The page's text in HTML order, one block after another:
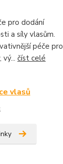
pro dodání
a síly vlasům.
péče pro
číst celé
vlasů